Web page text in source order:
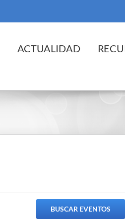
ACTUALIDAD
BUSCAR EVENTOS